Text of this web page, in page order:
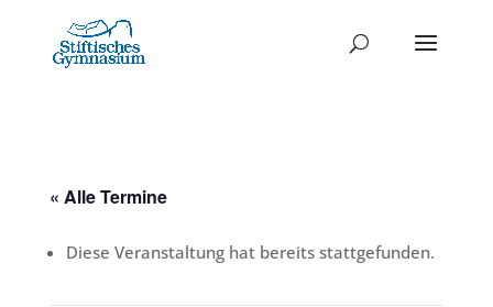
« Alle Termine
Diese Veranstaltung hat bereits stattgefunden.